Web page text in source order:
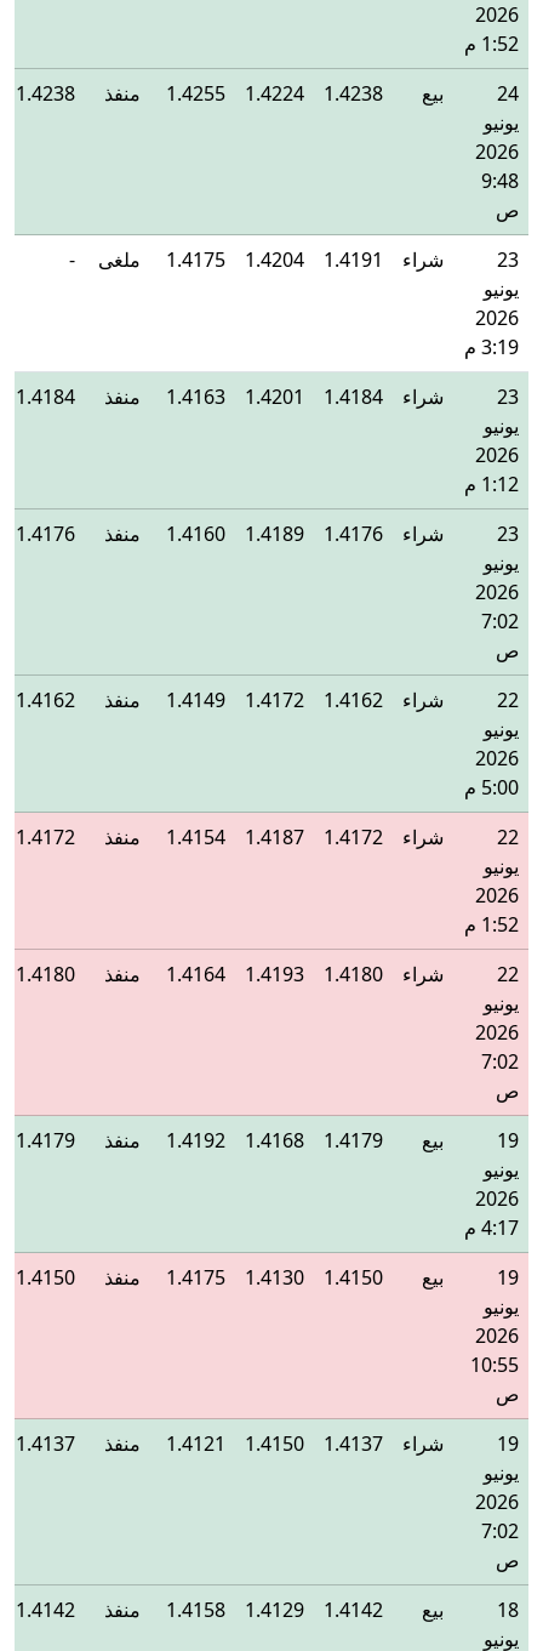
2026
1:52 م
24
يونيو
2026
9:48
ص
بيع 1.4238
1.4224
1.4255 منفذ 1.4238
23
يونيو
2026
3:19 م
شراء 1.4191
1.4204
1.4175 ملغى -
23
يونيو
2026
1:12 م
شراء 1.4184
1.4201
1.4163 منفذ 1.4184
23
يونيو
2026
7:02
ص
شراء 1.4176
1.4189
1.4160 منفذ 1.4176
22
يونيو
2026
5:00 م
شراء 1.4162
1.4172
1.4149 منفذ 1.4162
22
يونيو
2026
1:52 م
شراء 1.4172
1.4187
1.4154 منفذ 1.4172
22
يونيو
2026
7:02
ص
شراء 1.4180
1.4193
1.4164 منفذ 1.4180
19
يونيو
2026
4:17 م
بيع 1.4179
1.4168
1.4192 منفذ 1.4179
19
يونيو
2026
10:55
ص
بيع 1.4150
1.4130
1.4175 منفذ 1.4150
19
يونيو
2026
7:02
ص
شراء 1.4137
1.4150
1.4121 منفذ 1.4137
18
يونيو
بيع 1.4142
1.4129
1.4158 منفذ 1.4142